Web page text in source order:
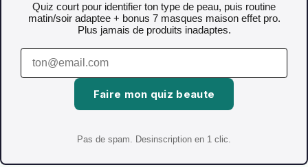
Quiz court pour identifier ton type de peau, puis routine
matin/soir adaptee + bonus 7 masques maison effet pro.
Plus jamais de produits inadaptes.
Faire mon quiz beaute
Pas de spam. Desinscription en 1 clic.